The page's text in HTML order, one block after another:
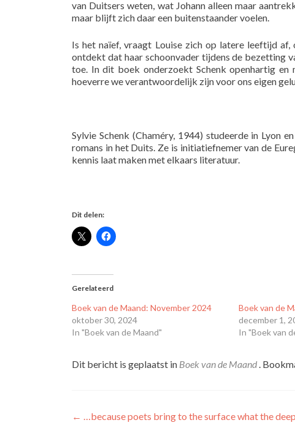
van Duitsers weten, wat Johann alleen maar
maar blijft zich daar een buitenstaander voelen.
Is het naïef, vraagt Louise zich op latere leeftijd
ontdekt dat haar schoonvader tijdens de bezetting
toe. In dit boek onderzoekt Schenk openhartig
hoeverre we verantwoordelijk zijn voor ons eigen
Sylvie Schenk (Chaméry, 1944) studeerde in Lyon
romans in het Duits. Ze is initiatiefnemer van de
kennis laat maken met elkaars literatuur.
Dit delen:
Gerelateerd
Boek van de Maand: November 2024
oktober 30, 2024
In "Boek van de Maand"
Boek van de
december 1,
In "Boek van
Dit bericht is geplaatst in Boek van de Maand .
Bericht
← …because poets bring to the surface what the